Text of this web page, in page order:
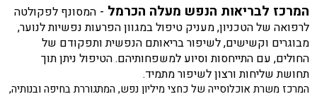
המרכז לבריאות הנפש מעלה הכרמל -המסונף לפקולטה
לרפואה של הטכניון, מעניק טיפול במגוון הפרעות נפשיות לנוער,
מבוגרים וקשישים, לשיפור בריאותם הנפשית ותפקודם של
החולים, עם התייחסות וסיוע למשפחותיהם. הטיפול ניתן תוך
תחושת שליחות ורצון לשיפור מתמיד.
המרכז משרת אוכלוסייה של כחצי מיליון נפש, המתגוררת בחיפה ובנותיה,